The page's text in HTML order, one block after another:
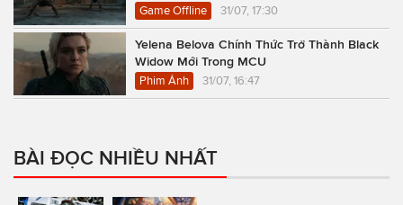
Game Offline 31/07, 17:30
Yelena Belova Chính Thức Trở Thành Black
Widow Mới Trong MCU
Phim Ảnh 31/07, 16:47
BÀI ĐỌC NHIỀU NHẤT